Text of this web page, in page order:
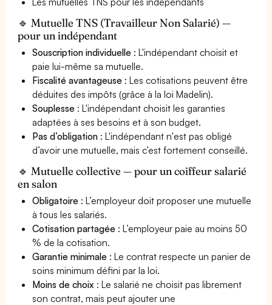
🔹 Mutuelle TNS (Travailleur Non Salarié) —
pour un indépendant
Souscription individuelle : L'indépendant choisit et
paie lui-même sa mutuelle.
Fiscalité avantageuse : Les cotisations peuvent être
déduites des impôts (grâce à la loi Madelin).
Souplesse : L'indépendant choisit les garanties
adaptées à ses besoins et à son budget.
Pas d’obligation : L'indépendant n'est pas obligé
d’avoir une mutuelle, mais c’est fortement conseillé.
🔹 Mutuelle collective — pour un coiffeur salarié
en salon
Obligatoire : L’employeur doit proposer une mutuelle
à tous les salariés.
Cotisation partagée : L’employeur paie au moins 50
% de la cotisation.
Garantie minimale : Le contrat respecte un panier de
soins minimum défini par la loi.
Moins de choix : Le salarié ne choisit pas librement
son contrat, mais peut ajouter une